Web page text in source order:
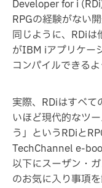
Developer for i
RPGの経験がない
同じように、RDi
がIBM iアプリケー
コンパイルできるよ
実際、RDiはすべ
いほど現代的なツ
う」というRDiと
TechChannel e-
以下にスーザン・
のお気に入り事項